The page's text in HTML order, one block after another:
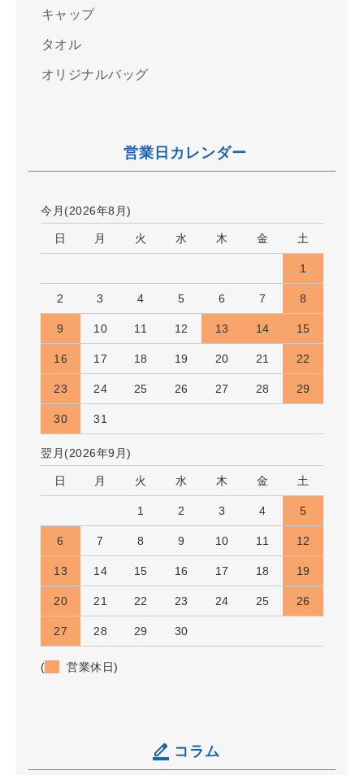
キャップ
タオル
オリジナルバッグ
営業日カレンダー
今月(2026年8月)
日 月 火 水 木 金 土
1
2 3 4 5 6 7 8
9 10 11 12 13 14 15
16 17 18 19 20 21 22
23 24 25 26 27 28 29
30 31
翌月(2026年9月)
日 月 火 水 木 金 土
1 2 3 4 5
6 7 8 9 10 11 12
13 14 15 16 17 18 19
20 21 22 23 24 25 26
27 28 29 30
( 営業休日)
コラム